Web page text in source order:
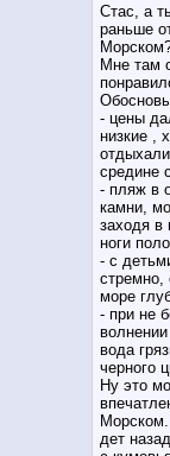
Стас, а
раньше
Мне там
- цены
низкие ,
средине
- пляж в
камни,
заходя в
ноги
- с
стремно,
море
- при не
вода
черного
Ну это
дет